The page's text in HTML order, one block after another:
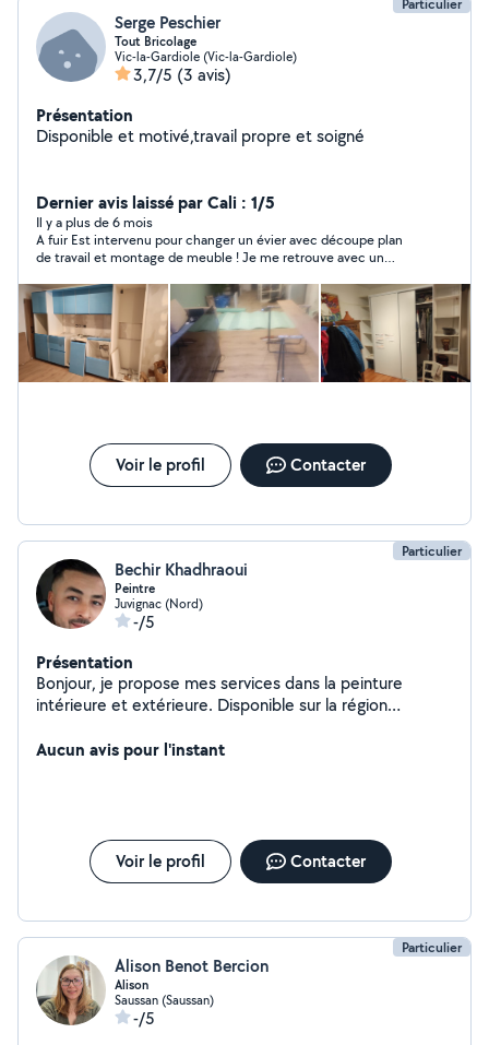
Particulier
Serge Peschier
Tout Bricolage
Vic-la-Gardiole (Vic-la-Gardiole)
3,7/5 (3 avis)
Présentation
Disponible et motivé,travail propre et soigné
Dernier avis laissé par Cali : 1/5
Il y a plus de 6 mois
A fuir Est intervenu pour changer un évier avec découpe plan
de travail et montage de meuble ! Je me retrouve avec un
compétente est venu vérifier et m’a dit que le robinet neuf
était à changer ! Voilà quand les prix sont bas la qualité aussi
Voir le profil Contacter
Particulier
Bechir Khadhraoui
Peintre
Juvignac (Nord)
-/5
Présentation
Bonjour, je propose mes services dans la peinture
intérieure et extérieure. Disponible sur la région
Aucun avis pour l'instant
Voir le profil Contacter
Particulier
Alison Benot Bercion
Alison
Saussan (Saussan)
-/5